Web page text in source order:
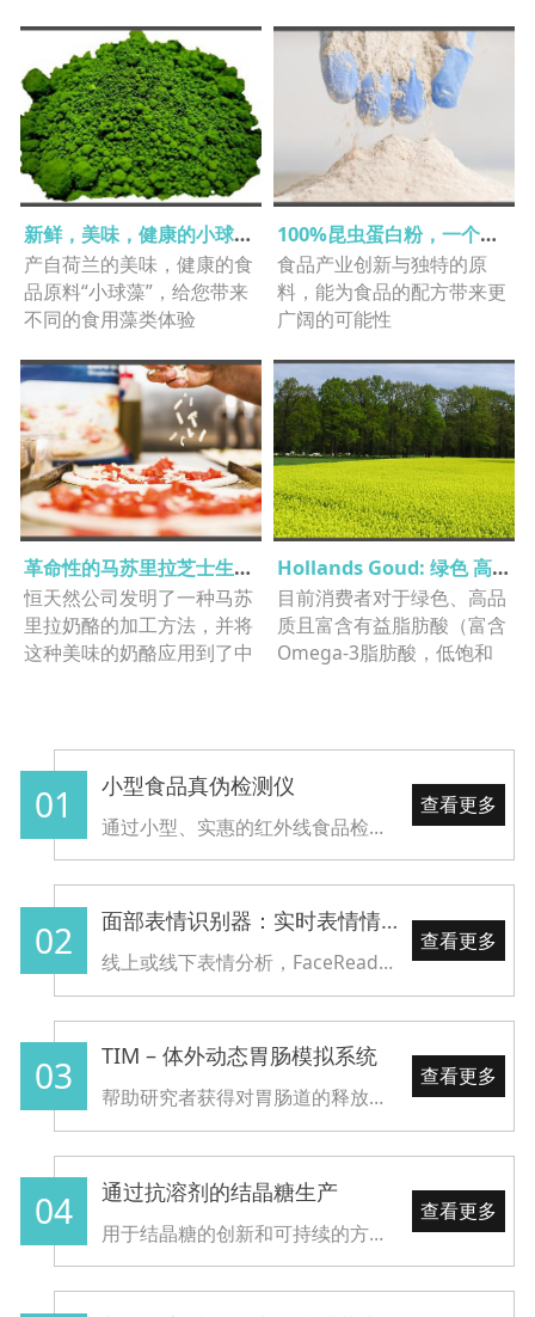
新鲜，美味，健康的小球藻产品
产自荷兰的美味，健康的食
品原料“小球藻”，给您带来
不同的食用藻类体验
100%昆虫蛋白粉，一个可持续的蛋白质来源
食品产业创新与独特的原
料，能为食品的配方带来更
广阔的可能性
革命性的马苏里拉芝士生产工艺，为您带来优质、美味的体验
恒天然公司发明了一种马苏
里拉奶酪的加工方法，并将
这种美味的奶酪应用到了中
​Hollands Goud: 绿色 高品质 荷兰菜籽油
目前消费者对于绿色、高品
质且富含有益脂肪酸（富含
Omega-3脂肪酸，低饱和
求。
01 小型食品真伪检测仪
通过小型、实惠的红外线食品检测仪，让消费者能自己快速检测食品真伪
查看更多
02 面部表情识别器：实时表情情绪分析仪
线上或线下表情分析，FaceReader能分析和报告被研究者的情绪反应：能有效用于商业中的广告以及感官研究
查看更多
03 TIM – 体外动态胃肠模拟系统
帮助研究者获得对胃肠道的释放，稳定，互动和食品配料的生物有效性的可靠数据
查看更多
04 通过抗溶剂的结晶糖生产
​用于结晶糖的创新和可持续的方法以更少的 步骤提取更多的产物及更高的纯度
查看更多